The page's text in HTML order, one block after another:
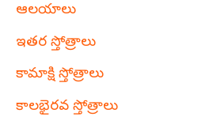
ఆలయాలు
ఇతర స్తోత్రాలు
కామాక్షి స్తోత్రాలు
కాలభైరవ స్తోత్రాలు